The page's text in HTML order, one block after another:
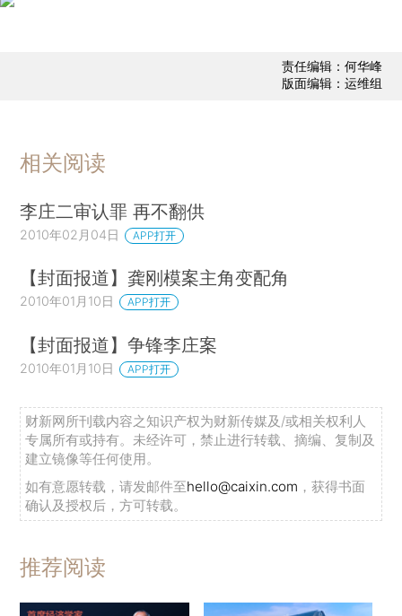
责任编辑：何华峰
版面编辑：运维组
相关阅读
李庄二审认罪 再不翻供
2010年02月04日 APP打开
【封面报道】龚刚模案主角变配角
2010年01月10日 APP打开
【封面报道】争锋李庄案
2010年01月10日 APP打开
财新网所刊载内容之知识产权为财新传媒及/或相关权利人
专属所有或持有。未经许可，禁止进行转载、摘编、复制及
建立镜像等任何使用。
如有意愿转载，请发邮件至hello@caixin.com ，获得书面
确认及授权后，方可转载。
推荐阅读